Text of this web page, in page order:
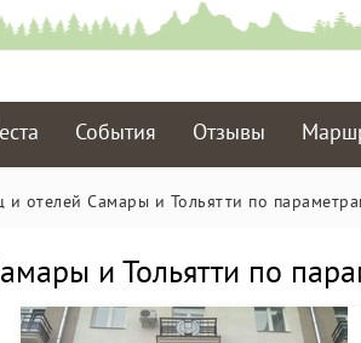
События Отзывы
и отелей Самары и Тольятти по
и Тольятти по